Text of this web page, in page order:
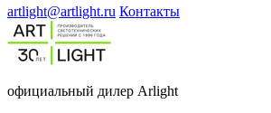
artlight@artlight.ru Контакты
официальный дилер Arlight